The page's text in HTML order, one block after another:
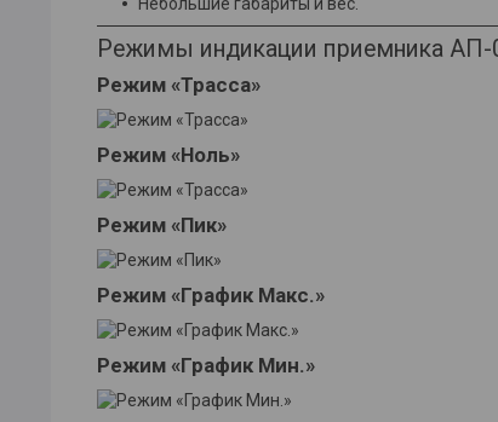
Небольшие габариты и вес.
Режимы индикации приемника АП-
Режим «Трасса»
Режим «Ноль»
Режим «Пик»
Режим «График Макс.»
Режим «График Мин.»